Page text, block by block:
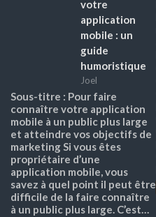
votre
application
mobile : un
guide
humoristique
Joel
Sous-titre : Pour faire
connaître votre application
mobile à un public plus large
et atteindre vos objectifs de
marketing Si vous êtes
propriétaire d’une
application mobile, vous
savez à quel point il peut être
difficile de la faire connaître
à un public plus large. C’est…